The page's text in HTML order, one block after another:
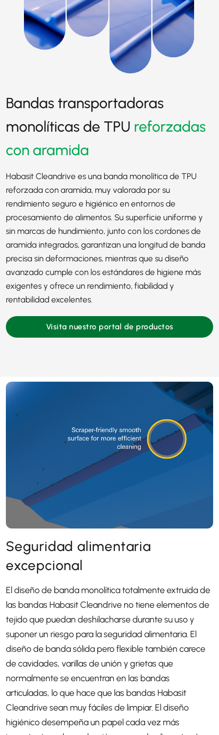
Bandas transportadoras
monolíticas de TPU reforzadas
con aramida
Habasit Cleandrive es una banda monolítica de TPU
reforzada con aramida, muy valorada por su
rendimiento seguro e higiénico en entornos de
procesamiento de alimentos. Su superficie uniforme y
sin marcas de hundimiento, junto con los cordones de
aramida integrados, garantizan una longitud de banda
precisa sin deformaciones, mientras que su diseño
avanzado cumple con los estándares de higiene más
exigentes y ofrece un rendimiento, fiabilidad y
rentabilidad excelentes.
Visita nuestro portal de productos
Seguridad alimentaria
excepcional
El diseño de banda monolítica totalmente extruida de
las bandas Habasit Cleandrive no tiene elementos de
tejido que puedan deshilacharse durante su uso y
suponer un riesgo para la seguridad alimentaria. El
diseño de banda sólida pero flexible también carece
de cavidades, varillas de unión y grietas que
normalmente se encuentran en las bandas
articuladas, lo que hace que las bandas Habasit
Cleandrive sean muy fáciles de limpiar. El diseño
higiénico desempeña un papel cada vez más